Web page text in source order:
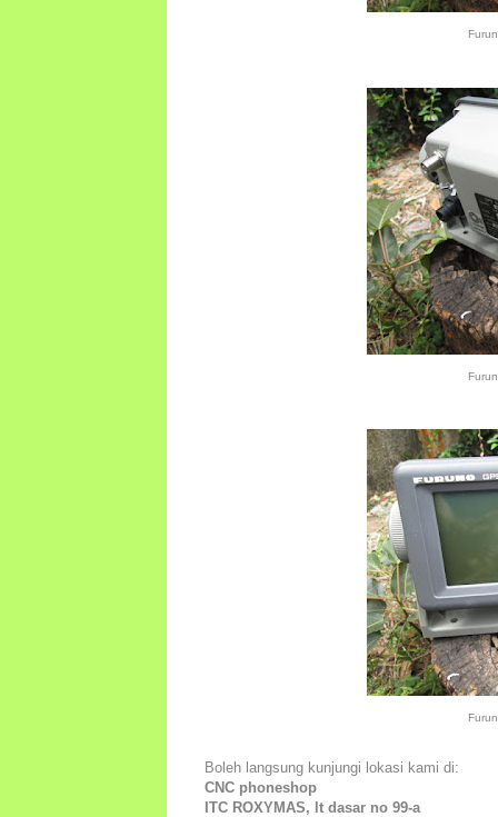
Boleh langsung kunjungi lokasi kami di:
CNC phoneshop
ITC ROXYMAS, lt dasar no 99-a